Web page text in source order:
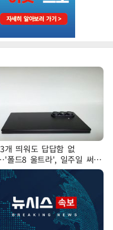
개 띄워도 답답함 없
폴드8 울트라', 일주일 써보